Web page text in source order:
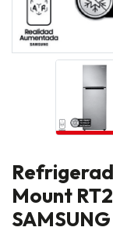
Mount
SAMSUNG